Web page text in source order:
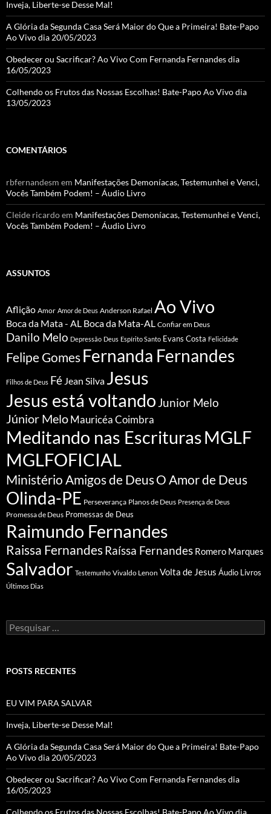
Inveja, Liberte-se Desse Mal!
A Glória da Segunda Casa Será Maior do Que a Primeira! Bate-Papo
Ao Vivo dia 20/05/2023
Obedecer ou Sacrificar? Ao Vivo Com Fernanda Fernandes dia
16/05/2023
Colhendo os Frutos das Nossas Escolhas! Bate-Papo Ao Vivo dia
13/05/2023
COMENTÁRIOS
rbfernandesm em Manifestações Demoníacas, Testemunhei e Venci,
Vocês Também Podem! – Áudio Livro
Cleide ricardoem Manifestações Demoníacas, Testemunhei e Venci,
Vocês Também Podem! – Áudio Livro
ASSUNTOS
Aflição Amor Amor de Deus Anderson Rafael Ao Vivo
Boca da Mata - AL Boca da Mata-AL Confiar em Deus
Danilo Melo Depressão Deus Espírito Santo Evans Costa Felicidade
Felipe Gomes Fernanda Fernandes
Filhos de Deus Fé Jean Silva Jesus
Jesus está voltando Junior Melo
Júnior Melo Mauricéa Coimbra
Meditando nas EscriturasMGLF
MGLFOFICIAL
Ministério Amigos de DeusO Amor de Deus
Olinda-PE Perseverança Planos de Deus Presença de Deus
Promessa de Deus Promessas de Deus
Raimundo Fernandes
Raissa FernandesRaíssa Fernandes Romero Marques
Salvador Testemunho Vivaldo Lenon Volta de Jesus Áudio Livros
Últimos Dias
Pesquisar
por:
POSTS RECENTES
EU VIM PARA SALVAR
Inveja, Liberte-se Desse Mal!
A Glória da Segunda Casa Será Maior do Que a Primeira! Bate-Papo
Ao Vivo dia 20/05/2023
Obedecer ou Sacrificar? Ao Vivo Com Fernanda Fernandes dia
16/05/2023
Colhendo os Frutos das Nossas Escolhas! Bate-Papo Ao Vivo dia